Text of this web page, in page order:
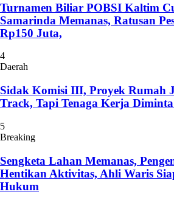
Turnamen Biliar POBSI Kaltim
Samarinda Memanas, Ratusan
Rp150 Juta,
4
Daerah
Sidak Komisi III, Proyek Rumah
Track, Tapi Tenaga Kerja
5
Breaking
Sengketa Lahan Memanas,
Hentikan Aktivitas, Ahli Waris
Hukum